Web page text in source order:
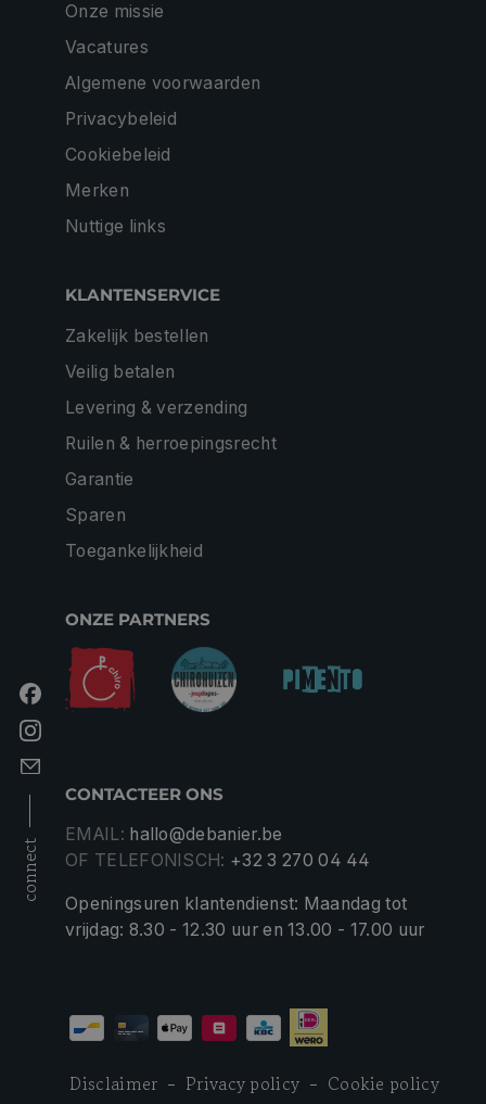
connect
Onze missie
Vacatures
Algemene voorwaarden
Privacybeleid
Cookiebeleid
Merken
Nuttige links
KLANTENSERVICE
Zakelijk bestellen
Veilig betalen
Levering & verzending
Ruilen & herroepingsrecht
Garantie
Sparen
Toegankelijkheid
ONZE PARTNERS
CONTACTEER ONS
EMAIL: hallo@debanier.be
OF TELEFONISCH: +32 3 270 04 44
Openingsuren klantendienst: Maandag tot
vrijdag: 8.30 - 12.30 uur en 13.00 - 17.00 uur
Disclaimer Privacy policy Cookie policy